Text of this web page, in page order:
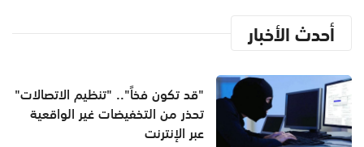
أحدث الأخبار
"قد تكون فخاً".. "تنظيم الاتصالات"
تحذر من التخفيضات غير الواقعية
عبر الإنترنت